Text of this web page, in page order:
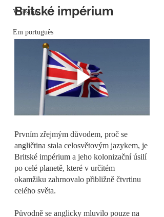
V češtině
Em português
Britské impérium
Prvním zřejmým důvodem, proč se
angličtina stala celosvětovým jazykem, je
Britské impérium a jeho kolonizační úsilí
po celé planetě, které v určitém
okamžiku zahrnovalo přibližně čtvrtinu
celého světa.
Původně se anglicky mluvilo pouze na